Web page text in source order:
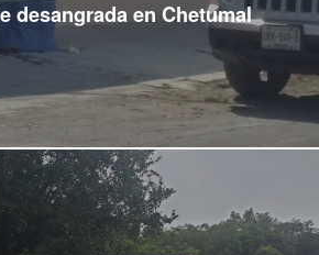
desangrada en Chetumal